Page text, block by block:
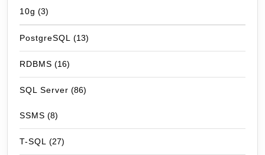
10g (3)
PostgreSQL (13)
RDBMS (16)
SQL Server (86)
SSMS (8)
T-SQL (27)